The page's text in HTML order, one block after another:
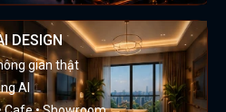
DESIGN
gian thật
AI